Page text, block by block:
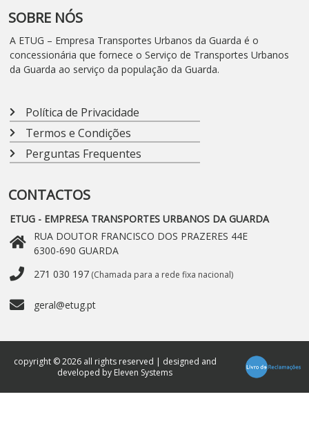
SOBRE NÓS
A ETUG – Empresa Transportes Urbanos da Guarda é o
concessionária que fornece o Serviço de Transportes Urbanos
da Guarda ao serviço da população da Guarda.
Política de Privacidade
Termos e Condições
Perguntas Frequentes
CONTACTOS
ETUG - EMPRESA TRANSPORTES URBANOS DA GUARDA
RUA DOUTOR FRANCISCO DOS PRAZERES 44E
6300-690 GUARDA
271 030 197 (Chamada para a rede fixa nacional)
geral@etug.pt
copyright © 2026 all rights reserved | designed and
developed by Eleven Systems